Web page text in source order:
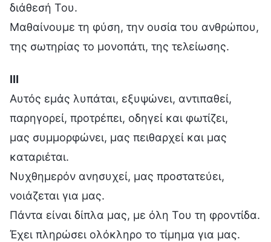
διάθεσή Του.
Μαθαίνουμε τη φύση, την ουσία του ανθρώπου,
της σωτηρίας το μονοπάτι, της τελείωσης.
Ⅲ
Αυτός εμάς λυπάται, εξυψώνει, αντιπαθεί,
παρηγορεί, προτρέπει, οδηγεί και φωτίζει,
μας συμμορφώνει, μας πειθαρχεί και μας
καταριέται.
Νυχθημερόν ανησυχεί, μας προστατεύει,
νοιάζεται για μας.
Πάντα είναι δίπλα μας, με όλη Του τη φροντίδα.
Έχει πληρώσει ολόκληρο το τίμημα για μας.